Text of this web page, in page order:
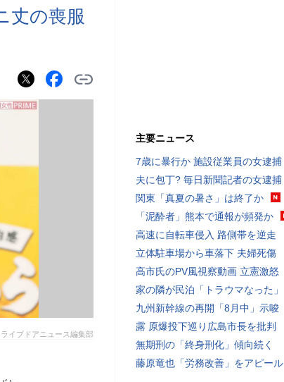
丈の喪服
イブドアニュース編集部
主要ニュース
7歳に暴行か 施設従業員の女逮捕
夫に包丁? 毎日新聞記者の女逮捕
関東「真夏の暑さ」は終了か
「泥酔者」熊本で通報が頻発か
高速に自転車侵入 路側帯を逆走
立体駐車場から車落下 夫婦死傷
高市氏のPV風視察動画 立憲激怒
家の隣が民泊「トラウマなった」
九州新幹線の再開「8月中」示唆
露 原爆投下巡り広島市長を批判
無期刑の「終身刑化」傾向続く
藤原竜也「労務改善」をアピール